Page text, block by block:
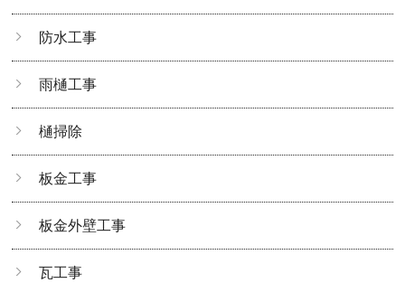
防水工事
雨樋工事
樋掃除
板金工事
板金外壁工事
瓦工事